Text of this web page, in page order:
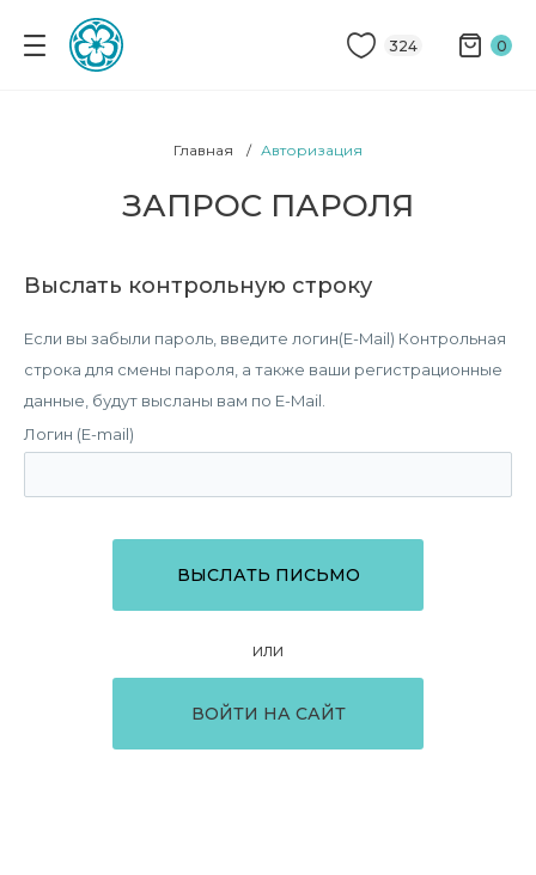
324 0
Главная Авторизация
ЗАПРОС ПАРОЛЯ
Выслать контрольную строку
Если вы забыли пароль, введите логин(E-Mail) Контрольная
строка для смены пароля, а также ваши регистрационные
данные, будут высланы вам по E-Mail.
Логин (E-mail)
или
ВОЙТИ НА САЙТ